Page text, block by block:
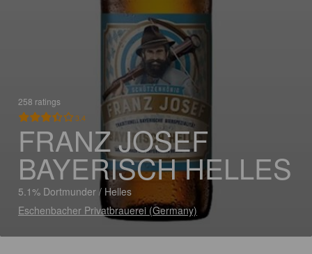
258 ratings
3.4
FRANZ JOSEF
BAYERISCH HELLES
5.1% Dortmunder / Helles
Eschenbacher Privatbrauerei (Germany)